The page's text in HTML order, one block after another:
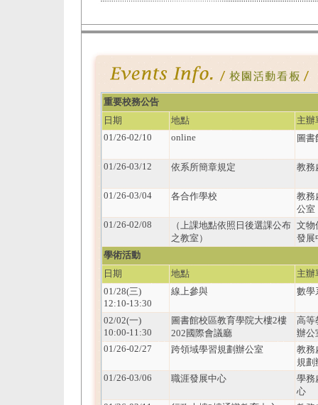
重要校務公告
日期
地點
主辦
01/26-02/10
online 圖
01/26-03/12 依系所簡章規定 教務
01/26-03/04 各合作學校
教務
公室
01/26-02/08
（上課地點依照日後選課公布
之教室）
文物
發展
學術活動
日期
地點
主辦
01/28(三)
12:10-13:30
線上參與 數學
02/02(一)
10:00-11:30
圖書館校區教育學院大樓2樓
202國際會議廳
高等
辦公
01/26-02/27
跨領域學習規劃辦公室
教務
規劃
01/26-03/06
職涯發展中心
學務
心